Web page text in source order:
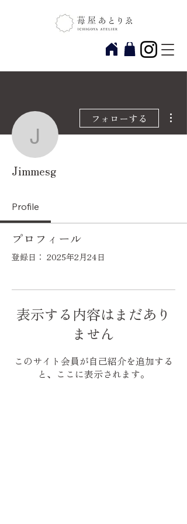
Jimmesg
フォローする
Jimmesg
Profile
プロフィール
登録日： 2025年2月24日
表示する内容はまだあり
ません
このサイト会員が自己紹介を追加する
と、ここに表示されます。